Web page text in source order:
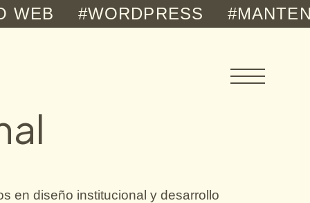
#WORDPRESS
en diseño institucional y desarrollo